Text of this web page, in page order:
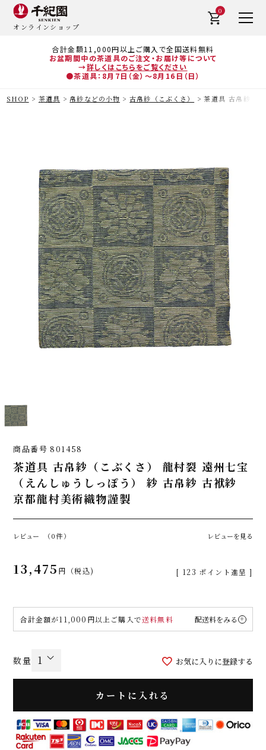
合計金額11,000円以上ご購入で全国送料無料
お盆期間中の茶道具のご注文・お届け等について
→詳しくはこちらをご覧ください
●茶道具：8月7日（金）～8月16日（日）
オンラインショップ
0
SHOP 茶道具 帛紗などの小物 古帛紗（こぶくさ） 茶道具 古帛紗（
商品番号 801458
茶道具 古帛紗（こぶくさ） 龍村裂 遠州七宝
（えんしゅうしっぽう） 紗 古帛紗 古袱紗
京都龍村美術織物謹製
レビュー （0件） レビューを見る
13,475 税込 [ 123 ポイント進呈 ]
合計金額が11,000円以上ご購入で送料無料 配送料をみる
お気に入りに登録する
カートに入れる